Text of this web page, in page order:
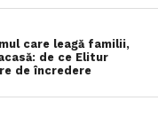
care leagă familii,
de ce Elitur
de încredere